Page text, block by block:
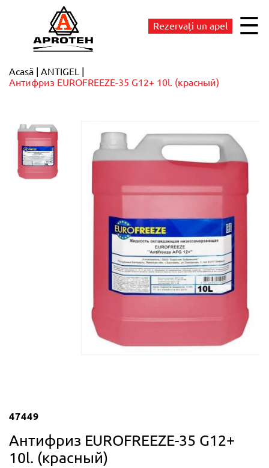
Rezervați un apel ☰
Acasă
ANTIGEL
Антифриз EUROFREEZE-35 G12+ 10l. (красный)
47449
Антифриз EUROFREEZE-35 G12+
10l. (красный)